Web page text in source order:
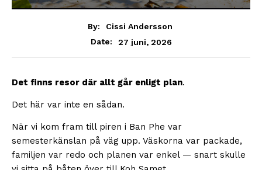
By:
Cissi Andersson
Date:
27 juni, 2026
Det finns resor där allt går enligt plan.
Det här var inte en sådan.
När vi kom fram till piren i Ban Phe var
semesterkänslan på väg upp. Väskorna var packade,
familjen var redo och planen var enkel — snart skulle